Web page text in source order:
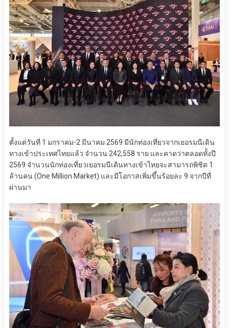
ตั้งแต่วันที่ 1 มกราคม-2 มีนาคม 2569 มีนักท่องเที่ยวจากเยอรมนีเดิน
ทางเข้าประเทศไทยแล้ว จำนวน 242,558 ราย และคาดว่าตลอดทั้งปี
2569 จำนวนนักท่องเที่ยวเยอรมนีเดินทางเข้าไทยจะสามารถพิชิต 1
ล้านคน (One Million Market) และมีโอกาสเพิ่มขึ้นร้อยละ 9 จากปีที่
ผ่านมา